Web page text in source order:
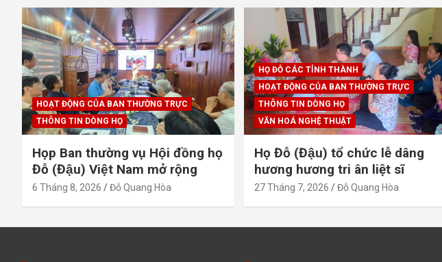
HOẠT ĐỘNG CỦA BAN THƯỜNG TRỰC
THÔNG TIN DÒNG HỌ
Họp Ban thường vụ Hội đồng họ
Đỗ (Đậu) Việt Nam mở rộng
6 Tháng 8, 2026 Đỗ Quang Hòa
HỌ ĐỖ CÁC TỈNH THÀNH
HOẠT ĐỘNG CỦA BAN THƯỜNG TRỰC
THÔNG TIN DÒNG HỌ
VĂN HOÁ NGHỆ THUẬT
Họ Đỗ (Đậu) tổ chức lễ dâng
hương hương tri ân liệt sĩ
27 Tháng 7, 2026 Đỗ Quang Hòa